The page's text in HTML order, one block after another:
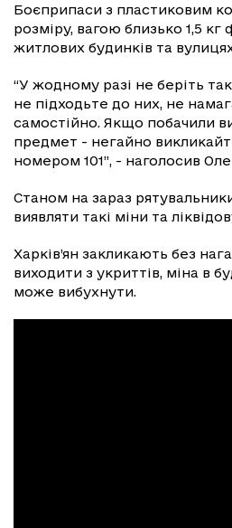
Боєприпаси з пластиковим
розміру, вагою близько 1,5 кг
житлових будинків та
“У жодному разі не беріть
не підходьте до них, не
самостійно. Якщо побачили
предмет - негайно
номером 101”, - наголосив
Станом на зараз
виявляти такі міни та
Харків’ян закликають без
виходити з укриттів, міна в
може вибухнути.